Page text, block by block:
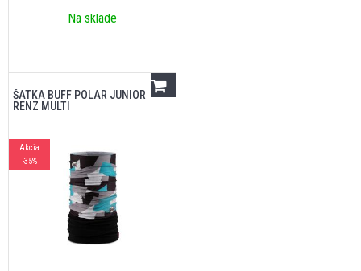
Na sklade
ŠATKA BUFF POLAR JUNIOR
RENZ MULTI
Akcia
-35%